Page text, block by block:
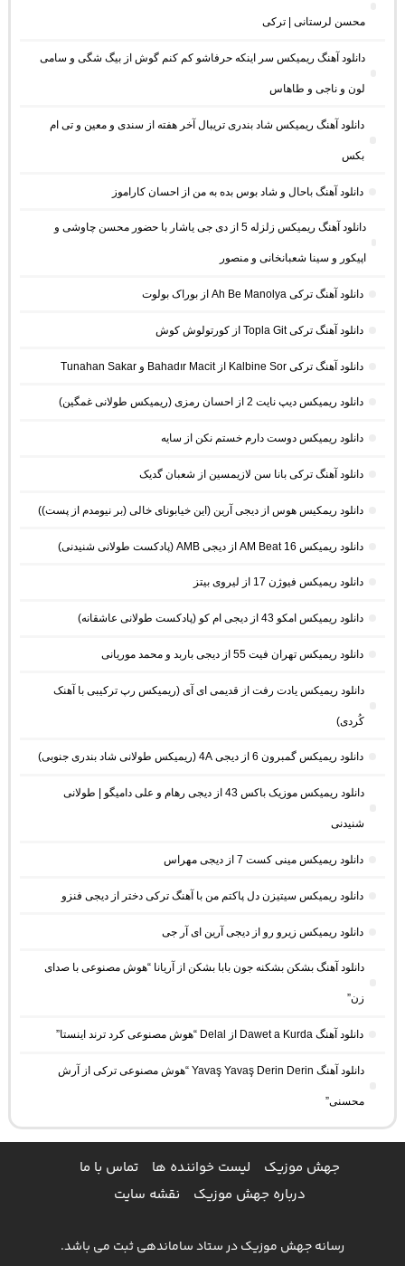
محسن لرستانی | ترکی
دانلود آهنگ ریمیکس سر اینکه حرفاشو کم کنم گوش از بیگ شگی و سامی
لون و ناجی و طاهاس
دانلود آهنگ ریمیکس شاد بندری تریبال آخر هفته از سندی و معین و تی ام
بکس
دانلود آهنگ باحال و شاد بوس بده به من از احسان کاراموز
دانلود آهنگ ریمیکس زلزله 5 از دی جی یاشار با حضور محسن چاوشی و
اپیکور و سینا شعبانخانی و منصور
دانلود آهنگ ترکی Ah Be Manolya از بوراک بولوت
دانلود آهنگ ترکی Topla Git از کورتولوش کوش
دانلود آهنگ ترکی Kalbine Sor از Bahadır Macit و Tunahan Sakar
دانلود ریمیکس دیپ نایت 2 از احسان رمزی (ریمیکس طولانی غمگین)
دانلود ریمیکس دوست دارم خستم نکن از سایه
دانلود آهنگ ترکی بانا سن لازیمسین از شعبان گدیک
دانلود ریمکیس هوس از دیجی آرین (این خیابونای خالی (بر نیومدم از پست))
دانلود ریمیکس AM Beat 16 از دیجی AMB (پادکست طولانی شنیدنی)
دانلود ریمیکس فیوژن 17 از لیروی بیتز
دانلود ریمیکس امکو 43 از دیجی ام کو (پادکست طولانی عاشقانه)
دانلود ریمیکس تهران فیت 55 از دیجی باربد و محمد موریانی
دانلود ریمیکس یادت رفت از قدیمی ای آی (ریمیکس رپ ترکیبی با آهنک
کُردی)
دانلود ریمیکس گمبرون 6 از دیجی 4A (ریمیکس طولانی شاد بندری جنوبی)
دانلود ریمیکس موزیک باکس 43 از دیجی رهام و علی دامیگو | طولانی
شنیدنی
دانلود ریمیکس مینی کست 7 از دیجی مهراس
دانلود ریمیکس سیتیزن دل پاکتم من با آهنگ ترکی دختر از دیجی فنزو
دانلود ریمیکس زیرو رو از دیجی آرین ای آر جی
دانلود آهنگ بشکن بشکنه جون بابا بشکن از آریانا “هوش مصنوعی با صدای
زن”
دانلود آهنگ Dawet a Kurda از Delal “هوش مصنوعی کرد ترند اینستا”
دانلود آهنگ Yavaş Yavaş Derin Derin “هوش مصنوعی ترکی از آرش
محسنی”
جهش موزیک لیست خواننده ها
تماس با ما
درباره جهش موزیک
نقشه سایت
رسانه جهش موزیک در ستاد ساماندهی ثبت می باشد.